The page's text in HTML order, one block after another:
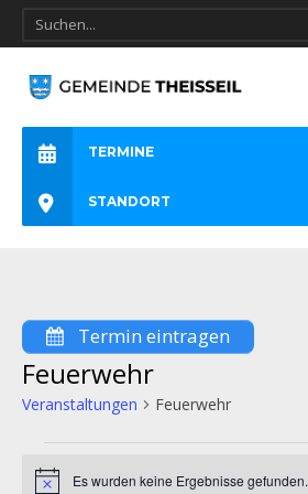
TERMINE
STANDORT
Termin eintragen
Feuerwehr
Veranstaltungen Feuerwehr
HinweisEs wurden keine Ergebnisse gefunden.